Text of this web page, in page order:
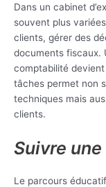
Dans un cabinet
souvent plus
clients, gérer des
documents fiscaux.
comptabilité
tâches permet non
techniques mais
clients.
Suivre
Le parcours